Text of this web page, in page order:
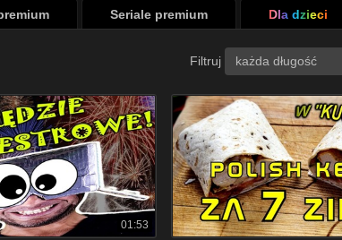
Seriale premium Dla dzieci
Filtruj każda długość
01:53